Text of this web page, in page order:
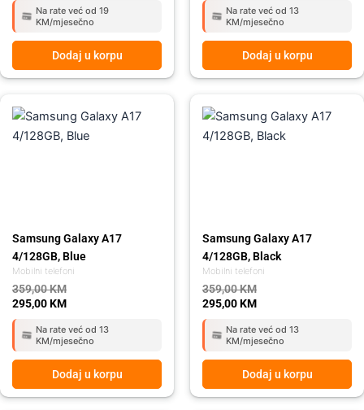
Na rate već od 19
KM/mjesečno
Dodaj u korpu
Na rate već od 13
KM/mjesečno
Dodaj u korpu
Mobilni telefoni
Samsung Galaxy A17
4/128GB, Blue
359,00KM
price
was:
359,00 KM.
295,00KM
price
is:
295,00 KM.
Na rate već od 13
KM/mjesečno
Dodaj u korpu
Mobilni telefoni
Samsung Galaxy A17
4/128GB, Black
359,00KM
price
was:
359,00 KM.
295,00KM
price
is:
295,00 KM.
Na rate već od 13
KM/mjesečno
Dodaj u korpu